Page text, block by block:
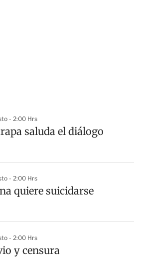
- 2:00 Hrs
saluda el diálogo
- 2:00 Hrs
quiere suicidarse
- 2:00 Hrs
y censura